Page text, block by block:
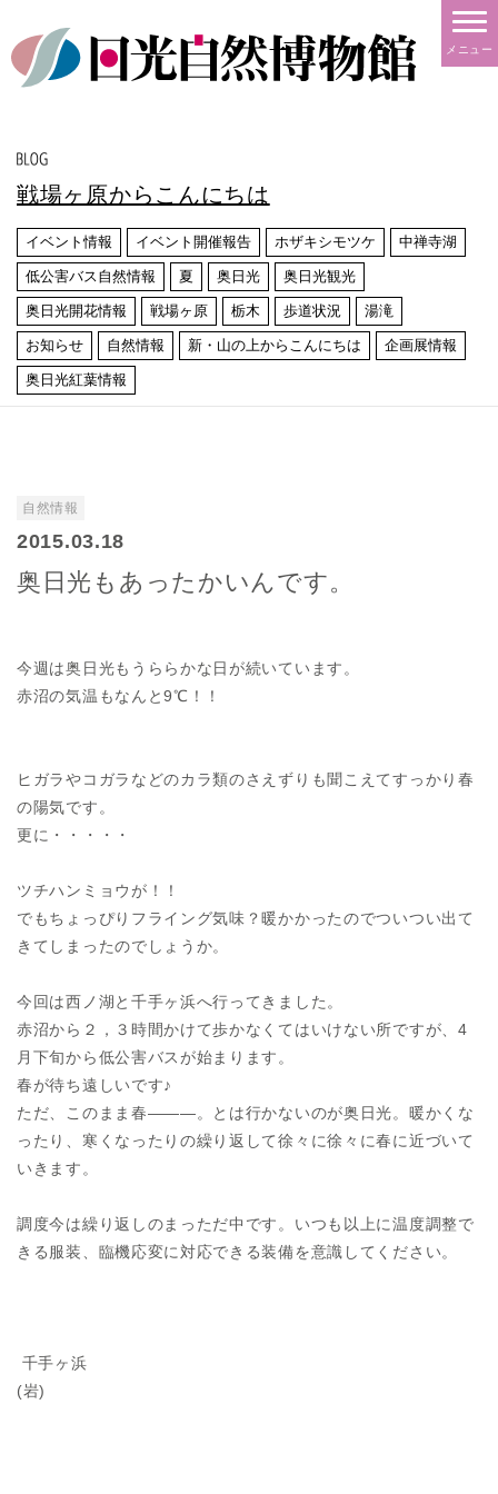
メニュー
戦場ヶ原からこんにちは
イベント情報 イベント開催報告 ホザキシモツケ 中禅寺湖
低公害バス自然情報 夏 奥日光 奥日光観光
奥日光開花情報 戦場ヶ原 栃木 歩道状況 湯滝
お知らせ 自然情報 新・山の上からこんにちは 企画展情報
奥日光紅葉情報
自然情報
2015.03.18
奥日光もあったかいんです。
今週は奥日光もうららかな日が続いています。
赤沼の気温もなんと9℃！！
ヒガラやコガラなどのカラ類のさえずりも聞こえてすっかり春
の陽気です。
更に・・・・・
ツチハンミョウが！！
でもちょっぴりフライング気味？暖かかったのでついつい出て
きてしまったのでしょうか。
今回は西ノ湖と千手ヶ浜へ行ってきました。
赤沼から２，３時間かけて歩かなくてはいけない所ですが、4
月下旬から低公害バスが始まります。
春が待ち遠しいです♪
ただ、このまま春―――。とは行かないのが奥日光。暖かくな
ったり、寒くなったりの繰り返して徐々に徐々に春に近づいて
いきます。
調度今は繰り返しのまっただ中です。いつも以上に温度調整で
きる服装、臨機応変に対応できる装備を意識してください。
千手ヶ浜
(岩)